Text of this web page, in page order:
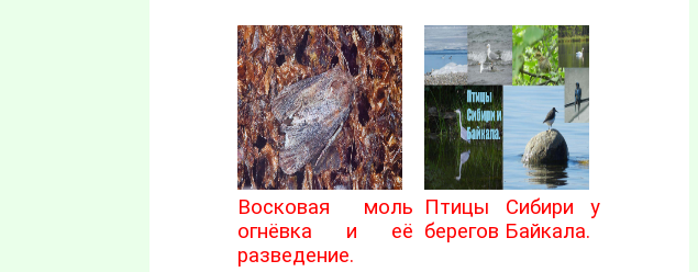
Восковая моль
огнёвка и её
разведение.
Птицы Сибири у
берегов Байкала.